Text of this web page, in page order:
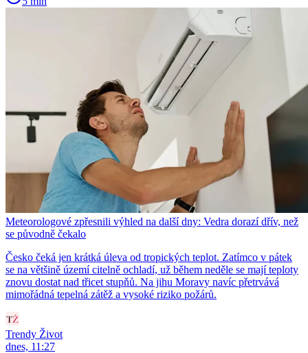
Meteorologové zpřesnili výhled na další dny: Vedra dorazí dřív, než
se původně čekalo
Česko čeká jen krátká úleva od tropických teplot. Zatímco v pátek
se na většině území citelně ochladí, už během neděle se mají teploty
znovu dostat nad třicet stupňů. Na jihu Moravy navíc přetrvává
mimořádná tepelná zátěž a vysoké riziko požárů.
Trendy Život
dnes, 11:27